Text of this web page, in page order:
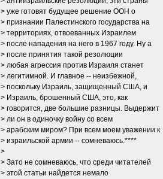
> уже готовят будущее решение ООН о
> признании Палестинского государства на
> территориях, отвоеванных Израилем
> после нападения на него в 1967 году. Ну а
> после принятия такой резолюции
> любая агрессия против Израиля станет
> легитимной. И главное -- неизбежной,
> поскольку Израиль, защищенный США, и
> Израиль, брошенный США, это, как
> говорится, две большие разницы. Выдержит
> ли он в одиночку войну со всем
> арабским миром? При всем моем уважении к
> израильской армии -- сомневаюсь.****
>
> Зато не сомневаюсь, что среди читателей
> этой статьи найдется немало